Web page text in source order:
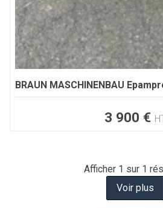
BRAUN MASCHINENBAU
3 900 €
Afficher 1 sur 1
Voir plus